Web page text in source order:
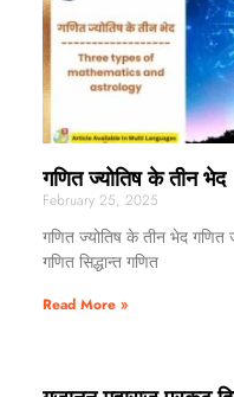
गणित ज्योतिष के तीन भेद
February 25, 2025
गणित ज्योतिष के तीन भेद
गणित सिद्धान्त गणित
Read More »